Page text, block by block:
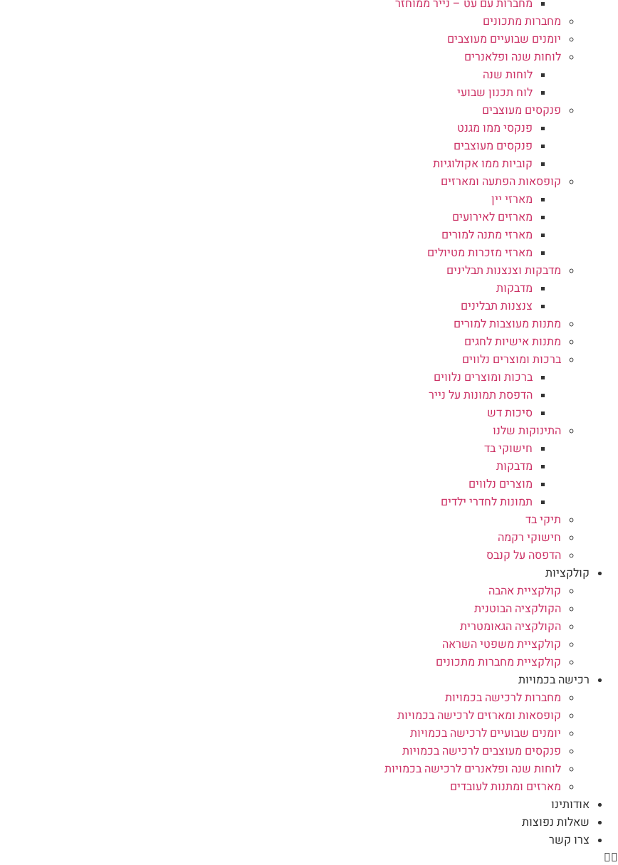
מחברות מתכונים
יומנים שבועיים מעוצבים
לוחות שנה ופלאנרים
לוחות שנה
לוח תכנון שבועי
פנקסים מעוצבים
פנקסי ממו מגנט
פנקסים מעוצבים
קוביות ממו אקולוגיות
קופסאות הפתעה ומארזים
מארזי יין
מארזים לאירועים
מארזי מתנה למורים
מארזי מזכרות מטיולים
מדבקות וצנצנות תבלינים
מדבקות
צנצנות תבלינים
מתנות מעוצבות למורים
מתנות אישיות לחגים
ברכות ומוצרים נלווים
ברכות ומוצרים נלווים
הדפסת תמונות על נייר
סיכות דש
התינוקות שלנו
חישוקי בד
מדבקות
מוצרים נלווים
תמונות לחדרי ילדים
תיקי בד
חישוקי רקמה
הדפסה על קנבס
קולקציות
קולקציית אהבה
הקולקציה הבוטנית
הקולקציה הגאומטרית
קולקציית משפטי השראה
קולקציית מחברות מתכונים
רכישה בכמויות
מחברות לרכישה בכמויות
קופסאות ומארזים לרכישה בכמויות
יומנים שבועיים לרכישה בכמויות
פנקסים מעוצבים לרכישה בכמויות
לוחות שנה ופלאנרים לרכישה בכמויות
מארזים ומתנות לעובדים
אודותינו
שאלות נפוצות
צרו קשר